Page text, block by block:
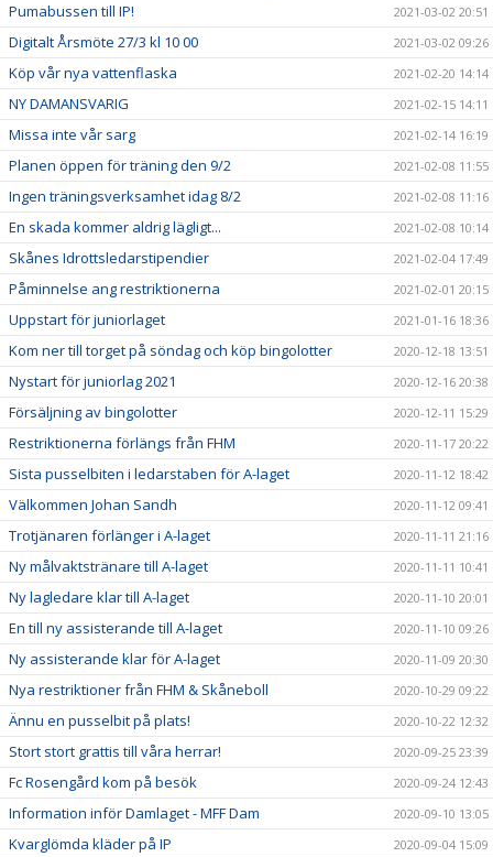
Pumabussen till IP! 2021-03-02 20:51
Digitalt Årsmöte 27/3 kl 10 00 2021-03-02 09:26
Köp vår nya vattenflaska 2021-02-20 14:14
NY DAMANSVARIG 2021-02-15 14:11
Missa inte vår sarg 2021-02-14 16:19
Planen öppen för träning den 9/2 2021-02-08 11:55
Ingen träningsverksamhet idag 8/2 2021-02-08 11:16
En skada kommer aldrig lägligt... 2021-02-08 10:14
Skånes Idrottsledarstipendier 2021-02-04 17:49
Påminnelse ang restriktionerna 2021-02-01 20:15
Uppstart för juniorlaget 2021-01-16 18:36
Kom ner till torget på söndag och köp bingolotter 2020-12-18 13:51
Nystart för juniorlag 2021 2020-12-16 20:38
Försäljning av bingolotter 2020-12-11 15:29
Restriktionerna förlängs från FHM 2020-11-17 20:22
Sista pusselbiten i ledarstaben för A-laget 2020-11-12 18:42
Välkommen Johan Sandh 2020-11-12 09:41
Trotjänaren förlänger i A-laget 2020-11-11 21:16
Ny målvaktstränare till A-laget 2020-11-11 10:41
Ny lagledare klar till A-laget 2020-11-10 20:01
En till ny assisterande till A-laget 2020-11-10 09:26
Ny assisterande klar för A-laget 2020-11-09 20:30
Nya restriktioner från FHM & Skåneboll 2020-10-29 09:22
Ännu en pusselbit på plats! 2020-10-22 12:32
Stort stort grattis till våra herrar! 2020-09-25 23:39
Fc Rosengård kom på besök 2020-09-24 12:43
Information inför Damlaget - MFF Dam 2020-09-10 13:05
Kvarglömda kläder på IP 2020-09-04 15:09